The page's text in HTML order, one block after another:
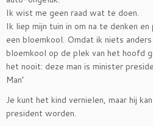
Ik wist me geen raad wat te doen.
Ik liep mijn tuin in om na te denken
een bloemkool. Omdat ik niets
bloemkool op de plek van het hoofd
het nooit: deze man is minister
Man’
Je kunt het kind vernielen, maar hij
president worden.